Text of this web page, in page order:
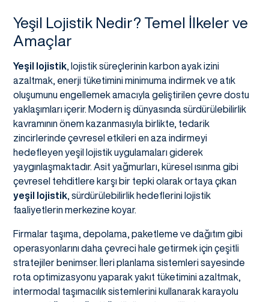
Yeşil Lojistik Nedir? Temel İlkeler ve
Amaçlar
Yeşil lojistik, lojistik süreçlerinin karbon ayak izini
azaltmak, enerji tüketimini minimuma indirmek ve atık
oluşumunu engellemek amacıyla geliştirilen çevre dostu
yaklaşımları içerir. Modern iş dünyasında sürdürülebilirlik
kavramının önem kazanmasıyla birlikte, tedarik
zincirlerinde çevresel etkileri en aza indirmeyi
hedefleyen yeşil lojistik uygulamaları giderek
yaygınlaşmaktadır. Asit yağmurları, küresel ısınma gibi
çevresel tehditlere karşı bir tepki olarak ortaya çıkan
yeşil lojistik, sürdürülebilirlik hedeflerini lojistik
faaliyetlerin merkezine koyar.
Firmalar taşıma, depolama, paketleme ve dağıtım gibi
operasyonlarını daha çevreci hale getirmek için çeşitli
stratejiler benimser. İleri planlama sistemleri sayesinde
rota optimizasyonu yaparak yakıt tüketimini azaltmak,
intermodal taşımacılık sistemlerini kullanarak karayolu